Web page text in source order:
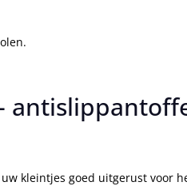
kleintjes goed uitgerust